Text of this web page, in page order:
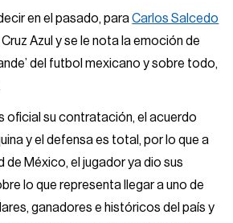
en el pasado, paraCarlos Salcedo
Azul y se le nota la emoción de
del futbol mexicano y sobre todo,
oficial su contratación, el acuerdo
y el defensa es total, por lo que a
de México, el jugador ya dio sus
lo que representa llegar a uno de
ganadores e históricos del país y